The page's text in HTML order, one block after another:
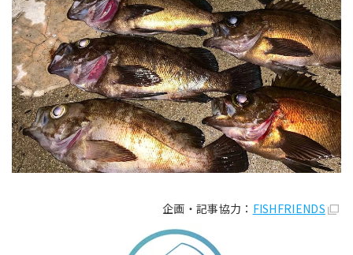
企画・記事協力： FISHFRIENDS